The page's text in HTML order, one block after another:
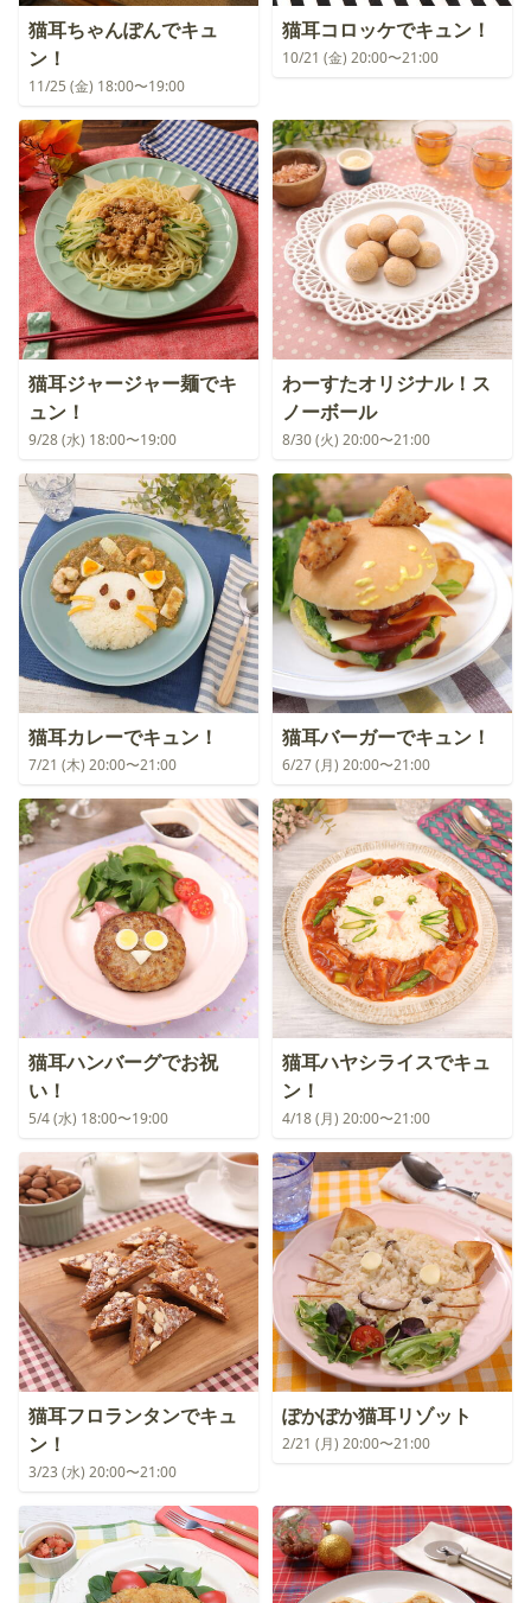
猫耳ちゃんぽんでキュ
ン！
11/25 (金) 18:00〜19:00
猫耳コロッケでキュン！
10/21 (金) 20:00〜21:00
猫耳ジャージャー麺でキ
ュン！
9/28 (水) 18:00〜19:00
わーすたオリジナル！ス
ノーボール
8/30 (火) 20:00〜21:00
猫耳カレーでキュン！
7/21 (木) 20:00〜21:00
猫耳バーガーでキュン！
6/27 (月) 20:00〜21:00
猫耳ハンバーグでお祝
い！
5/4 (水) 18:00〜19:00
猫耳ハヤシライスでキュ
ン！
4/18 (月) 20:00〜21:00
猫耳フロランタンでキュ
ン！
3/23 (水) 20:00〜21:00
ぽかぽか猫耳リゾット
2/21 (月) 20:00〜21:00